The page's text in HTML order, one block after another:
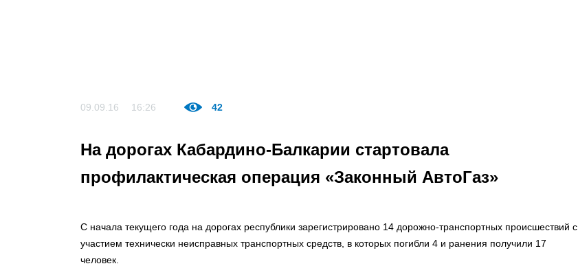
09.09.16 16:26 42
На дорогах Кабардино-Балкарии стартовала
профилактическая операция «Законный АвтоГаз»
С начала текущего года на дорогах республики зарегистрировано 14 дорожно-транспортных происшествий с
участием технически неисправных транспортных средств, в которых погибли 4 и ранения получили 17
человек.